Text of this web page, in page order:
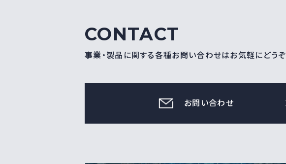
CONTACT
事業・製品に関する各種お問い合わせはお気軽にどうぞ
お問い合わせ